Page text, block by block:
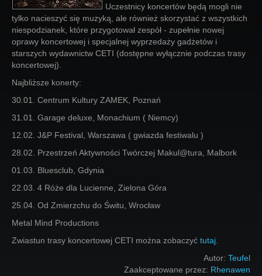
Więcej
Login
Uczestnicy koncertów będą mogli nie
tylko nacieszyć się muzyką, ale również skorzystać z wszystkich
niespodzianek, które przygotował zespół - zupełnie nowej
oprawy koncertowej i specjalnej wyprzedaży gadżetów i
starszych wydawnictw CETI (dostępne wyłącznie podczas trasy
koncertowej).
Najbliższe konerty:
30.01. Centrum Kultury ZAMEK, Poznań
31.01. Garage deluxe, Monachium ( Niemcy)
12.02. J&P Festival, Warszawa ( gwiazda festiwalu )
28.02. Przestrzeń Aktywności Twórczej Makul@tura, Malbork
01.03. Bluesclub, Gdynia
22.03. 4 Róże dla Lucienne, Zielona Góra
25.04. Od Zmierzchu do Świtu, Wrocław
Metal Mind Productions
Zwiastun trasy koncertowej CETI można zobaczyć tutaj.
Autor: Teufel
Zaakceptowane przez: Rhenawen